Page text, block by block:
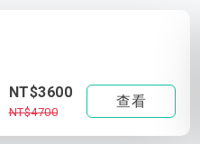
NT$3600
NT$4700
查看